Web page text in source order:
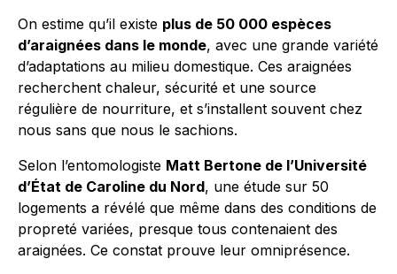
On estime qu’il existe plus de 50 000 espèces
d’araignées dans le monde, avec une grande variété
d’adaptations au milieu domestique. Ces araignées
recherchent chaleur, sécurité et une source
régulière de nourriture, et s’installent souvent chez
nous sans que nous le sachions.
Selon l’entomologiste Matt Bertone de l’Université
d’État de Caroline du Nord, une étude sur 50
logements a révélé que même dans des conditions de
propreté variées, presque tous contenaient des
araignées. Ce constat prouve leur omniprésence.